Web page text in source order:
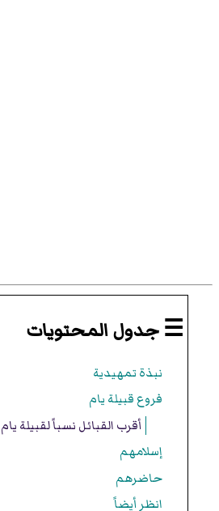
☰ جدول المحتويات
نبذة تمهيدية
فروع قبيلة يام
أقرب القبائل نسباً لقبيلة يام
إسلامهم
حاضرهم
انظر أيضاً